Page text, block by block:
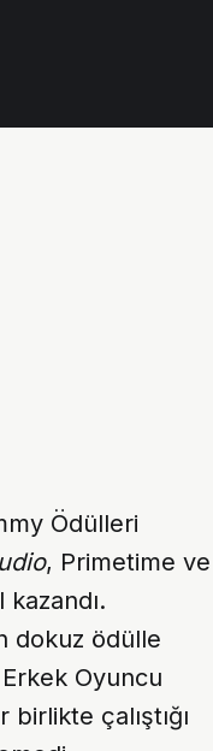
Ödülleri
, Primetime ve
dokuz ödülle
Erkek Oyuncu
birlikte çalıştığı